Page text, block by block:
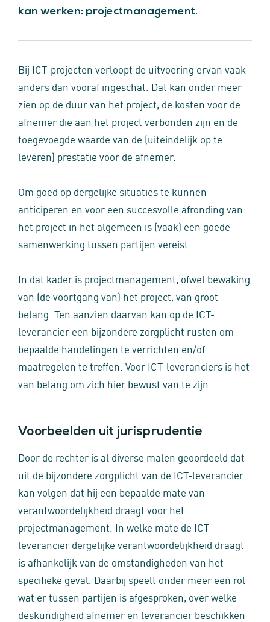
kan werken: projectmanagement.
Bij ICT-projecten verloopt de uitvoering ervan vaak
anders dan vooraf ingeschat. Dat kan onder meer
zien op de duur van het project, de kosten voor de
afnemer die aan het project verbonden zijn en de
toegevoegde waarde van de (uiteindelijk op te
leveren) prestatie voor de afnemer.
Om goed op dergelijke situaties te kunnen
anticiperen en voor een succesvolle afronding van
het project in het algemeen is (vaak) een goede
samenwerking tussen partijen vereist.
In dat kader is projectmanagement, ofwel bewaking
van (de voortgang van) het project, van groot
belang. Ten aanzien daarvan kan op de ICT-
leverancier een bijzondere zorgplicht rusten om
bepaalde handelingen te verrichten en/of
maatregelen te treffen. Voor ICT-leveranciers is het
van belang om zich hier bewust van te zijn.
Voorbeelden uit jurisprudentie
Door de rechter is al diverse malen geoordeeld dat
uit de bijzondere zorgplicht van de ICT-leverancier
kan volgen dat hij een bepaalde mate van
verantwoordelijkheid draagt voor het
projectmanagement. In welke mate de ICT-
leverancier dergelijke verantwoordelijkheid draagt
is afhankelijk van de omstandigheden van het
specifieke geval. Daarbij speelt onder meer een rol
wat er tussen partijen is afgesproken, over welke
deskundigheid afnemer en leverancier beschikken